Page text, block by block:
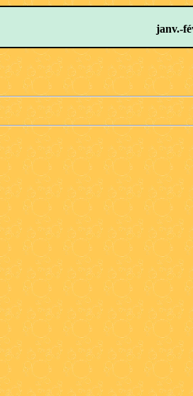
janv.-